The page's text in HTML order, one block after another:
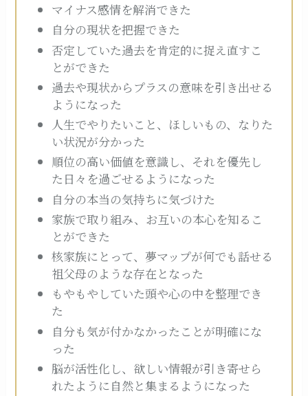
マイナス感情を解消できた
自分の現状を把握できた
否定していた過去を肯定的に捉え直すこ
とができた
過去や現状からプラスの意味を引き出せる
ようになった
人生でやりたいこと、ほしいもの、なりた
い状況が分かった
順位の高い価値を意識し、それを優先し
た日々を過ごせるようになった
自分の本当の気持ちに気づけた
家族で取り組み、お互いの本心を知るこ
とができた
核家族にとって、夢マップが何でも話せる
祖父母のような存在となった
もやもやしていた頭や心の中を整理でき
た
自分も気が付かなかったことが明確にな
った
脳が活性化し、欲しい情報が引き寄せら
れたように自然と集まるようになった